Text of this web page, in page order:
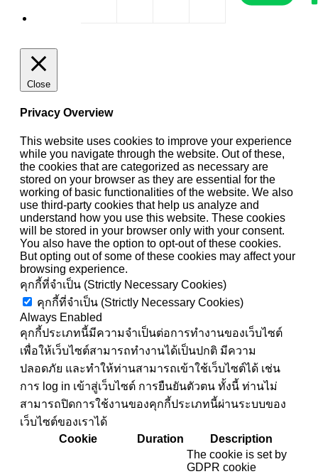
Close
Privacy Overview
This website uses cookies to improve your experience
while you navigate through the website. Out of these,
the cookies that are categorized as necessary are
stored on your browser as they are essential for the
working of basic functionalities of the website. We also
use third-party cookies that help us analyze and
understand how you use this website. These cookies
will be stored in your browser only with your consent.
You also have the option to opt-out of these cookies.
But opting out of some of these cookies may affect your
browsing experience.
คุกกี้ที่จำเป็น (Strictly Necessary Cookies)
คุกกี้ที่จำเป็น (Strictly Necessary Cookies)
Always Enabled
คุกกี้ประเภทนี้มีความจำเป็นต่อการทำงานของเว็บไซต์
เพื่อให้เว็บไซต์สามารถทำงานได้เป็นปกติ มีความ
ปลอดภัย และทำให้ท่านสามารถเข้าใช้เว็บไซต์ได้ เช่น
การ log in เข้าสู่เว็บไซต์ การยืนยันตัวตน ทั้งนี้ ท่านไม่
สามารถปิดการใช้งานของคุกกี้ประเภทนี้ผ่านระบบของ
เว็บไซต์ของเราได้
Cookie
Duration Description
The cookie is set by
GDPR cookie